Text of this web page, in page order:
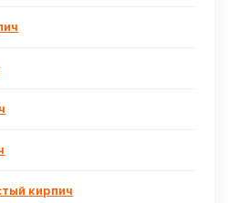
кирпич